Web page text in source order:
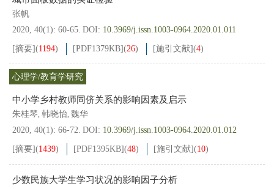
张帆
2020, 40(1): 60-65. DOI: 10.3969/j.issn.1003-0964.2020.01.011
[摘要](1194) [PDF1379KB](26) [施引文献](4)
心理学/教育学研究
中小学乡村教师同侪关系的影响因素及启示
朱桂琴, 韩晓怡, 魏华
2020, 40(1): 66-72. DOI: 10.3969/j.issn.1003-0964.2020.01.012
[摘要](1439) [PDF1395KB](48) [施引文献](10)
少数民族大学生学习状况的影响因子分析